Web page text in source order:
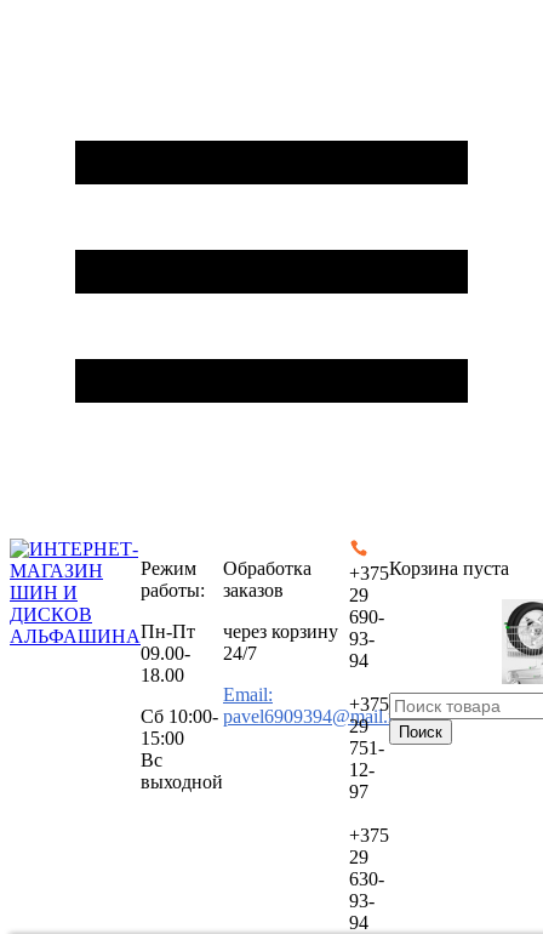
Режим
работы:
Пн-Пт
09.00-
18.00
Сб 10:00-
15:00
Вс
выходной
Обработка
заказов
через корзину
24/7
Email:
pavel6909394@mail.ru
+375
29
690-
93-
94
+375
29
751-
12-
97
+375
29
630-
93-
94
Корзина пуста
Поиск